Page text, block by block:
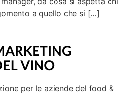
a quello che si […]
per le aziende del food &